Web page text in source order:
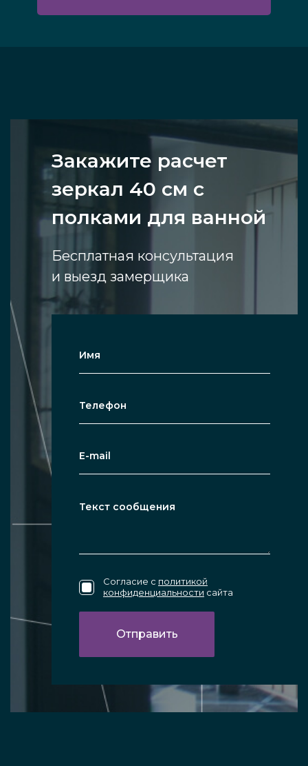
Закажите расчет
зеркал 40 см с
полками для ванной
Бесплатная консультация
и выезд замерщика
Согласие с политикой
конфиденциальности сайта